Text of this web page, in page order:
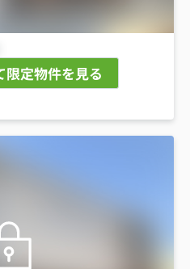
限定物件を見る